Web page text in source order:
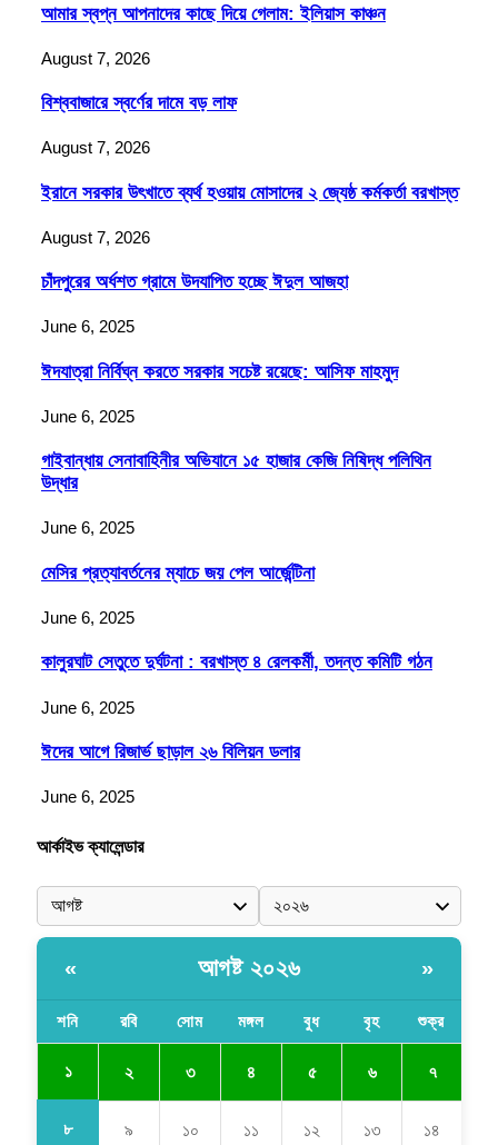
আমার স্বপ্ন আপনাদের কাছে দিয়ে গেলাম: ইলিয়াস কাঞ্চন
August 7, 2026
বিশ্ববাজারে স্বর্ণের দামে বড় লাফ
August 7, 2026
ইরানে সরকার উৎখাতে ব্যর্থ হওয়ায় মোসাদের ২ জ্যেষ্ঠ কর্মকর্তা বরখাস্ত
August 7, 2026
চাঁদপুরের অর্ধশত গ্রামে উদযাপিত হচ্ছে ঈদুল আজহা
June 6, 2025
ঈদযাত্রা নির্বিঘ্ন করতে সরকার সচেষ্ট রয়েছে: আসিফ মাহমুদ
June 6, 2025
গাইবান্ধায় সেনাবাহিনীর অভিযানে ১৫ হাজার কেজি নিষিদ্ধ পলিথিন
উদ্ধার
June 6, 2025
মেসির প্রত্যাবর্তনের ম্যাচে জয় পেল আর্জেন্টিনা
June 6, 2025
কালুরঘাট সেতুতে দুর্ঘটনা : বরখাস্ত ৪ রেলকর্মী, তদন্ত কমিটি গঠন
June 6, 2025
ঈদের আগে রিজার্ভ ছাড়াল ২৬ বিলিয়ন ডলার
June 6, 2025
আর্কাইভ ক্যালেন্ডার
« আগষ্ট ২০২৬ »
শনি রবি সোম মঙ্গল বুধ বৃহ শুক্র
১ ২ ৩ ৪ ৫ ৬ ৭
৮ ৯ ১০ ১১ ১২ ১৩ ১৪